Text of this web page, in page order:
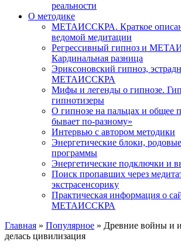
реальности
О методике
МЕТАИССКРА. Краткое
ведомой медитации
Регрессивный гипноз и
Кардинальная разница
Эриксоновский гипноз,
МЕТАИССКРА
Мифы и легенды о гипнозе.
гипнотизеры
О гипнозе на пальцах и общее
бывает по-разному»
Интервью с автором методики
Энергетические блоки,
программы
Энергетические подключки и
Поиск пропавших через
экстрасенсорику
Практическая информация о
МЕТАИССКРА
Главная » Популярное » Древние войны и
делась цивилизация